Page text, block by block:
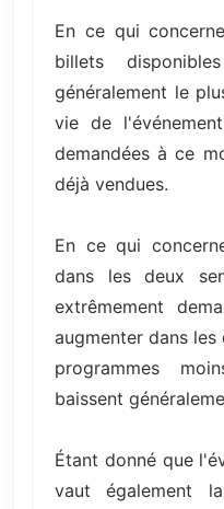
En ce qui
billets
généralement le
vie de
demandées à ce
déjà vendues.
En ce qui
dans les deux
extrêmement
augmenter dans les
programmes
baissent
Étant donné que
vaut également